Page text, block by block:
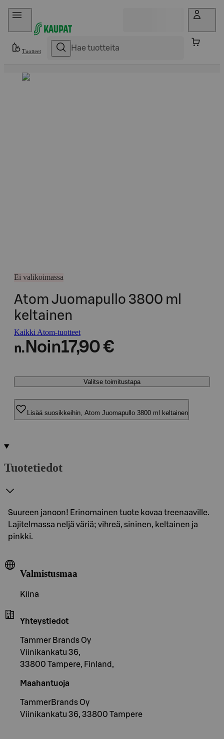
Hyppää sisältöön
Tuotteet
Ei valikoimassa
Atom Juomapullo 3800 ml
keltainen
Kaikki Atom-tuotteet
n. Noin17,90 €
Valitse toimitustapa
Lisää suosikkeihin, Atom Juomapullo 3800 ml keltainen
Tuotetiedot
Suureen janoon! Erinomainen tuote kovaa treenaaville.
Lajitelmassa neljä väriä; vihreä, sininen, keltainen ja
pinkki.
Valmistusmaa
Kiina
Yhteystiedot
Tammer Brands Oy
Viinikankatu 36,
33800 Tampere, Finland,
Maahantuoja
TammerBrands Oy
Viinikankatu 36, 33800 Tampere